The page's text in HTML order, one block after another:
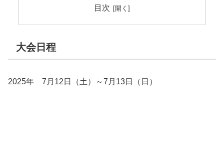
目次
大会日程
2025年 7月12日（土）～7月13日（日）